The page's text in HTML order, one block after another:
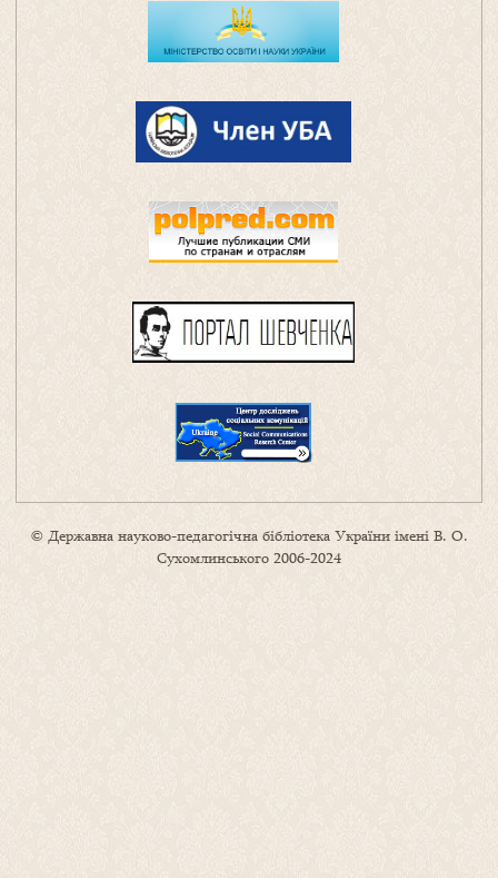
© Державна науково-педагогічна бібліотека України імені В. О.
Сухомлинського 2006-2024